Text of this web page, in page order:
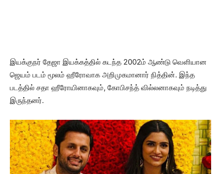
இயக்குநர் தேஜா இயக்கத்தில் கடந்த 2002ம் ஆண்டு வெளியான
ஜெயம் படம் மூலம் ஹீரோவாக அறிமுகமானார் நித்தின். இந்த
படத்தில் சதா ஹீரோயினாகவும், கோபிசந்த் வில்லனாகவும் நடித்து
இருந்தனர்.